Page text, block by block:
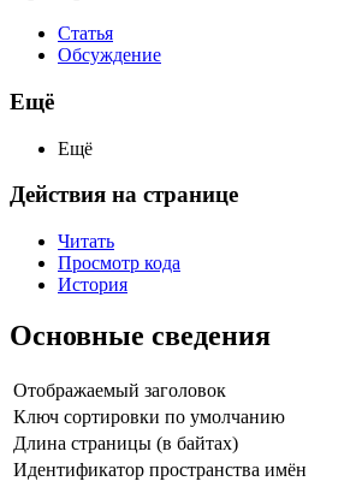
Статья
Обсуждение
Ещё
Ещё
Действия на странице
Читать
Просмотр кода
История
Основные сведения
Отображаемый заголовок
Ключ сортировки по умолчанию
Длина страницы (в байтах)
Идентификатор пространства имён